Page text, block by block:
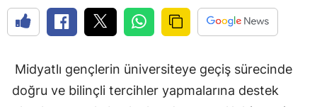
Midyatlı gençlerin üniversiteye geçiş sürecinde
doğru ve bilinçli tercihler yapmalarına destek